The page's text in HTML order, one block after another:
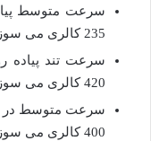
235 کالری می سوزانید.
420 کالری می سوزانید.
400 کالری می سوزانید.